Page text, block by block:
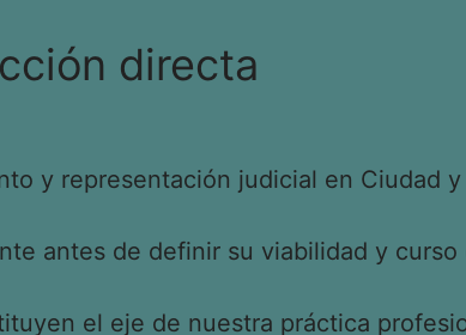
directa
y representación judicial en Ciudad
antes de definir su viabilidad y curso
el eje de nuestra práctica